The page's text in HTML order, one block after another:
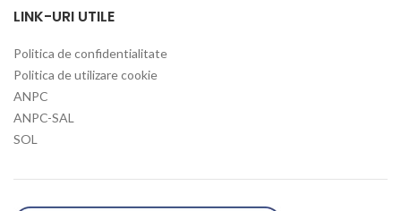
LINK-URI UTILE
Politica de confidentialitate
Politica de utilizare cookie
ANPC
ANPC-SAL
SOL